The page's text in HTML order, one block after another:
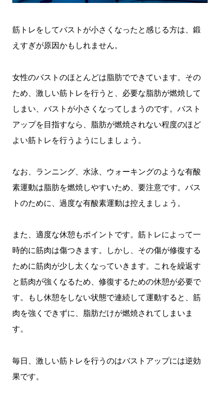
筋トレをしてバストが小さくなったと感じる方は、鍛
えすぎが原因かもしれません。
女性のバストのほとんどは脂肪でできています。その
ため、激しい筋トレを行うと、必要な脂肪が燃焼して
しまい、バストが小さくなってしまうのです。バスト
アップを目指すなら、脂肪が燃焼されない程度のほど
よい筋トレを行うようにしましょう。
なお、ランニング、水泳、ウォーキングのような有酸
素運動は脂肪を燃焼しやすいため、要注意です。バス
トのために、過度な有酸素運動は控えましょう。
また、適度な休憩もポイントです。筋トレによって一
時的に筋肉は傷つきます。しかし、その傷が修復する
ために筋肉が少し太くなっていきます。これを繰返す
と筋肉が強くなるため、修復するための休憩が必要で
す。もし休憩をしない状態で連続して運動すると、筋
肉を強くできずに、脂肪だけが燃焼されてしまいま
す。
毎日、激しい筋トレを行うのはバストアップには逆効
果です。